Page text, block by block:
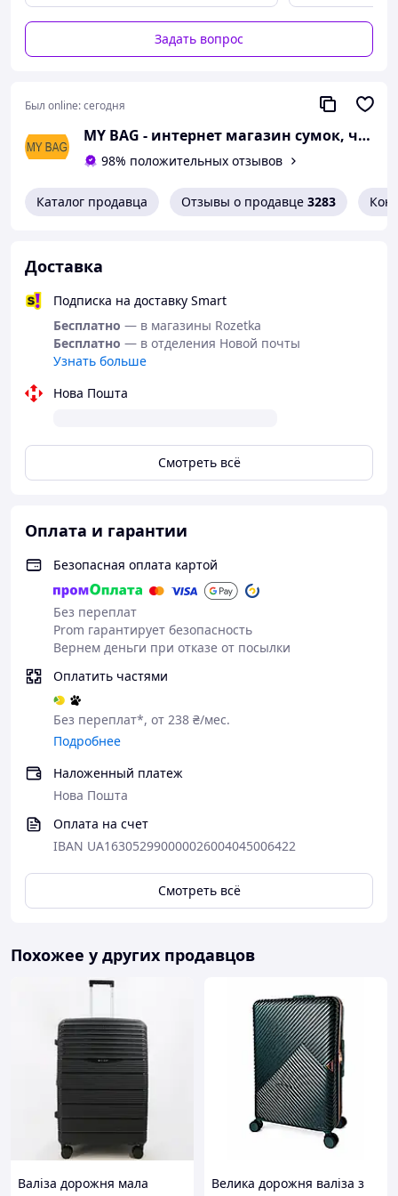
Материал - ABS+PC (поликарбонат).
Материал телескопической ручки -
алюминий.
Объем: 97 л.
Размер: L 75х50х30 см.
Вес загрузки: 22-25 кг.
Задать вопрос
Был online:сегодня
MY BAG - интернет магазин сумок, чемоданов и аксессуаров
98% положительных отзывов
Каталог продавца Отзывы о продавце 3283
Доставка
Подписка на доставку Smart
Бесплатно — в магазины Rozetka
Бесплатно — в отделения Новой почты
Узнать больше
Нова Пошта
Смотреть всё
Оплата и гарантии
Безопасная оплата картой
Без переплат
Prom гарантирует безопасность
Вернем деньги при отказе от посылки
Оплатить частями
Без переплат*, от 238 ₴/мес.
Подробнее
Наложенный платеж
Нова Пошта
Оплата на счет
IBAN UA163052990000026004045006422
Смотреть всё
Похожее у других продавцов
Валіза дорожня мала
Велика дорожня валіза з